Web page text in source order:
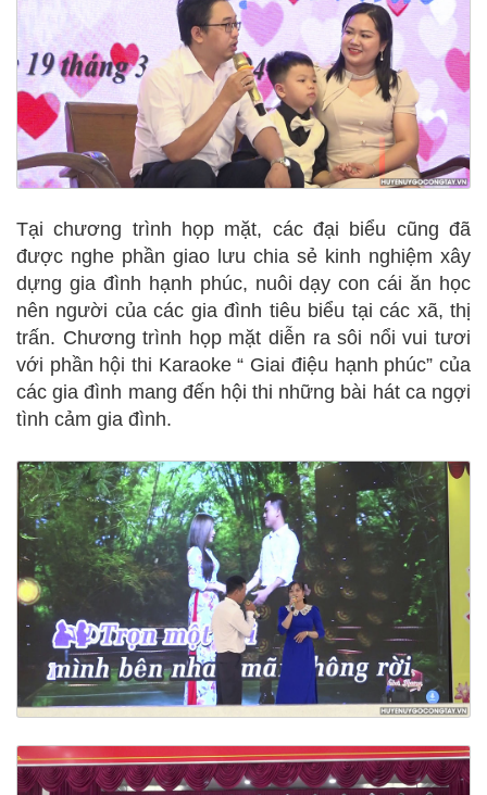
Tại chương trình họp mặt, các đại biểu cũng đã
được nghe phần giao lưu chia sẻ kinh nghiệm xây
dựng gia đình hạnh phúc, nuôi dạy con cái ăn học
nên người của các gia đình tiêu biểu tại các xã, thị
trấn. Chương trình họp mặt diễn ra sôi nổi vui tươi
với phần hội thi Karaoke “ Giai điệu hạnh phúc” của
các gia đình mang đến hội thi những bài hát ca ngợi
tình cảm gia đình.